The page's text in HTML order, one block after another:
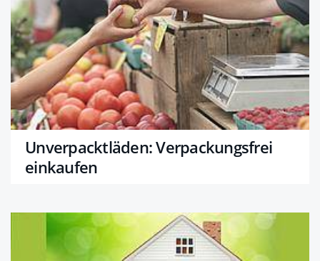
Unverpacktläden: Verpackungsfrei
einkaufen